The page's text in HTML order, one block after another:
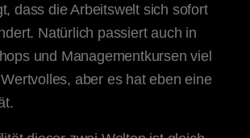
dass die Arbeitswelt sich sofort
Natürlich passiert auch in
und Managementkursen viel
aber es hat eben eine